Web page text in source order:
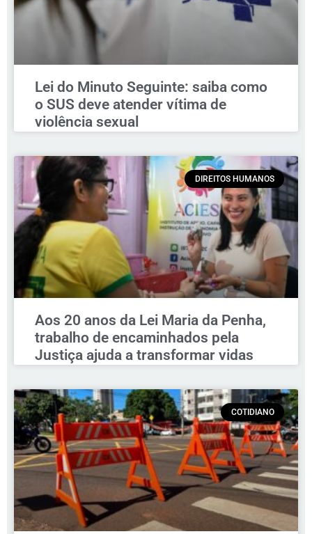
Lei do Minuto Seguinte: saiba como
o SUS deve atender vítima de
violência sexual
DIREITOS HUMANOS
Aos 20 anos da Lei Maria da Penha,
trabalho de encaminhados pela
Justiça ajuda a transformar vidas
COTIDIANO